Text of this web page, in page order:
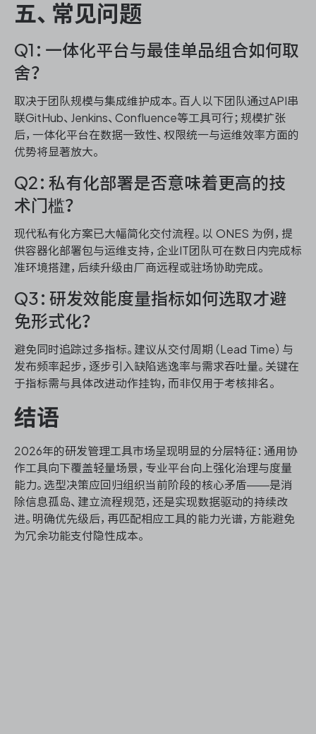
五、常见问题
Q1：一体化平台与最佳单品组合如何取
舍？
取决于团队规模与集成维护成本。百人以下团队通过API串
联GitHub、Jenkins、Confluence等工具可行；规模扩张
后，一体化平台在数据一致性、权限统一与运维效率方面的
优势将显著放大。
Q2：私有化部署是否意味着更高的技
术门槛？
现代私有化方案已大幅简化交付流程。以 ONES 为例，提
供容器化部署包与运维支持，企业IT团队可在数日内完成标
准环境搭建，后续升级由厂商远程或驻场协助完成。
Q3：研发效能度量指标如何选取才避
免形式化？
避免同时追踪过多指标。建议从交付周期（Lead Time）与
发布频率起步，逐步引入缺陷逃逸率与需求吞吐量。关键在
于指标需与具体改进动作挂钩，而非仅用于考核排名。
结语
2026年的研发管理工具市场呈现明显的分层特征：通用协
作工具向下覆盖轻量场景，专业平台向上强化治理与度量
能力。选型决策应回归组织当前阶段的核心矛盾——是消
除信息孤岛、建立流程规范，还是实现数据驱动的持续改
进。明确优先级后，再匹配相应工具的能力光谱，方能避免
为冗余功能支付隐性成本。